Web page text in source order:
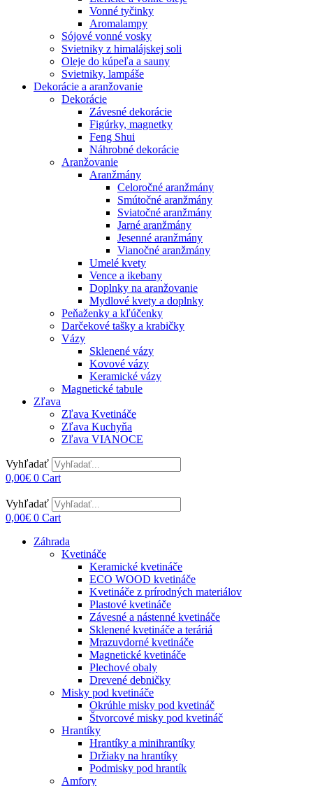
Vonné tyčinky
Aromalampy
Sójové vonné vosky
Svietniky z himalájskej soli
Oleje do kúpeľa a sauny
Svietniky, lampáše
Dekorácie a aranžovanie
Dekorácie
Závesné dekorácie
Figúrky, magnetky
Feng Shui
Náhrobné dekorácie
Aranžovanie
Aranžmány
Celoročné aranžmány
Smútočné aranžmány
Sviatočné aranžmány
Jarné aranžmány
Jesenné aranžmány
Vianočné aranžmány
Umelé kvety
Vence a ikebany
Doplnky na aranžovanie
Mydlové kvety a doplnky
Peňaženky a kľúčenky
Darčekové tašky a krabičky
Vázy
Sklenené vázy
Kovové vázy
Keramické vázy
Magnetické tabule
Zľava
Zľava Kvetináče
Zľava Kuchyňa
Zľava VIANOCE
Vyhľadať
0,00€ 0 Cart
Vyhľadať
0,00€ 0 Cart
Záhrada
Kvetináče
Keramické kvetináče
ECO WOOD kvetináče
Kvetináče z prírodných materiálov
Plastové kvetináče
Závesné a nástenné kvetináče
Sklenené kvetináče a teráriá
Mrazuvdorné kvetináče
Magnetické kvetináče
Plechové obaly
Drevené debničky
Misky pod kvetináče
Okrúhle misky pod kvetináč
Štvorcové misky pod kvetináč
Hrantíky
Hrantíky a minihrantíky
Držiaky na hrantíky
Podmisky pod hrantík
Amfory